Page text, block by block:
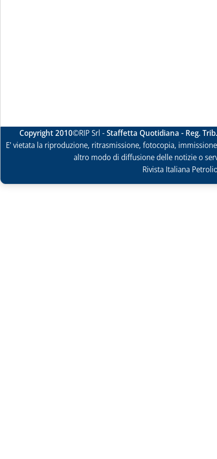
Copyright 2010©RIP Srl -Staffetta Quotidiana - Reg.
E' vietata la riproduzione, ritrasmissione, fotocopia,
altro modo di diffusione delle notizie o
Rivista Italiana